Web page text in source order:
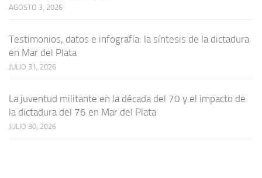
AGOSTO 3, 2026
Testimonios, datos e infografía: la síntesis de la dictadura
en Mar del Plata
JULIO 31, 2026
La juventud militante en la década del 70 y el impacto de
la dictadura del 76 en Mar del Plata
JULIO 30, 2026